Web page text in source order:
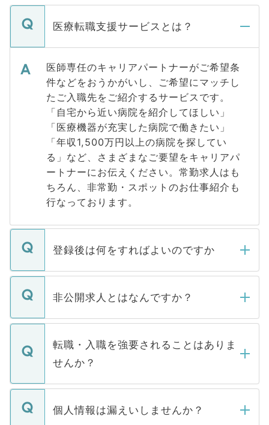
医療転職支援サービスとは？
医師専任のキャリアパートナーがご希望条
件などをおうかがいし、ご希望にマッチし
たご入職先をご紹介するサービスです。
「自宅から近い病院を紹介してほしい」
「医療機器が充実した病院で働きたい」
「年収1,500万円以上の病院を探してい
る」など、さまざまなご要望をキャリアパ
ートナーにお伝えください。常勤求人はも
ちろん、非常勤・スポットのお仕事紹介も
行なっております。
登録後は何をすればよいのですか
ご登録いただきましたら、弊社担当者がご
登録内容を確認し、その後メールもしくは
ます。通常、5営業日以内にはご連絡をせて
いただきますので、しばらくお待ちくださ
非公開求人とはなんですか？
マイナビDOCTORで取り扱っている求人の
うち約3割は、Webサイトからご覧いただ
けない「非公開求人」です。非公開求人は
下記の理由によって、一般には公開してい
ません。
■応募殺到を避けるため 人気のある医療機
転職・入職を強要されることはありま
せんか？
転職・入職を強要することは一切ありませ
ん。また、仮に応募先から内定をいただい
個人情報は漏えいしませんか？